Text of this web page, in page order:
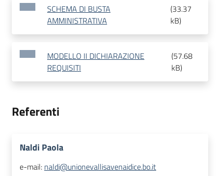
SCHEMA DI BUSTA
AMMINISTRATIVA
(33.37
kB)
MODELLO II DICHIARAZIONE
REQUISITI
(57.68
kB)
Referenti
Naldi Paola
e-mail: naldi@unionevallisavenaidice.bo.it